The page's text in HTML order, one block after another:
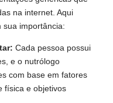
na internet. Aqui
sua importância:
Cada pessoa possui
e o nutrólogo
com base em fatores
física e objetivos